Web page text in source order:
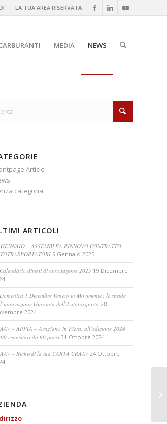
LA TUA AREA RISERVATA
MEDIA NEWS
Article
categoria
ARTICOLI
– ASSEMBLEA RINNOVO CONTRATTO
9 Gennaio 2025
Calendario divieti di circolazione 2025 19 Dicembre
Domenica 1 Dicembre Veneto in Movimento: le strade
Giornata dell’Autotrasporto 28
2024
– APPIA – Artigiano in Fiera, all’edizione 2024
espositori da 90 paesi 31 Ottobre 2024
– Richiedi la tua CARTA CRAAV 24 Ottobre